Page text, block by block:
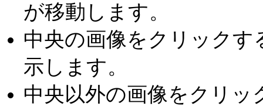
が移動します。
中央の画像をクリック
示します。
中央以外の画像をクリ